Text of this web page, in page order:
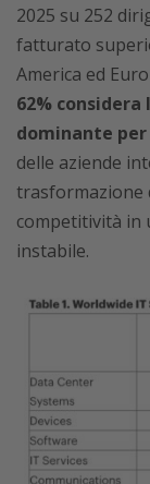
2025 su 252
fatturato
America ed
62%
dominante
delle aziende
trasformazione
competitività in
instabile.